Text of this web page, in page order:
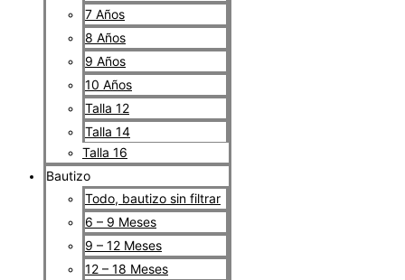
7 Años
8 Años
9 Años
10 Años
Talla 12
Talla 14
Talla 16
Bautizo
Todo, bautizo sin filtrar
6 – 9 Meses
9 – 12 Meses
12 – 18 Meses